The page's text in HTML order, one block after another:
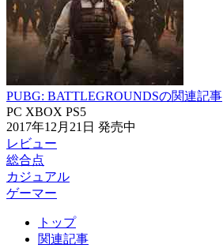
PUBG: BATTLEGROUNDSの関連記事
PC XBOX PS5
2017年12月21日 発売中
レビュー
総合点
カジュアル
ゲーマー
トップ
関連記事